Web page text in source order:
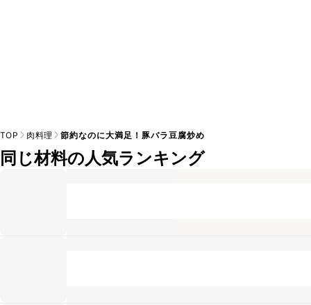
TOP 肉料理 節約なのに大満足！豚バラ豆腐炒め
同じ材料の人気ランキング